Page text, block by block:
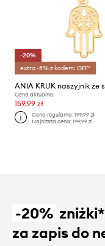
-20%
extra -5% z kodem: OFF*
Cena aktualna:
159,99 zł
Cena regularna:199,99 zł
Najniższa cena:199,99 zł
-20%
za zapis do